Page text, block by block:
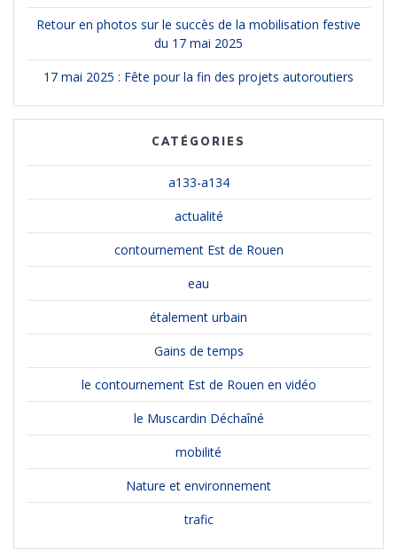
Retour en photos sur le succès de la mobilisation festive
du 17 mai 2025
17 mai 2025 : Fête pour la fin des projets autoroutiers
CATÉGORIES
a133-a134
actualité
contournement Est de Rouen
eau
étalement urbain
Gains de temps
le contournement Est de Rouen en vidéo
le Muscardin Déchaîné
mobilité
Nature et environnement
trafic